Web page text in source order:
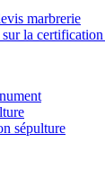
marbrerie
la
sépulture